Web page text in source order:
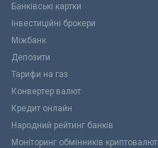
Банківські картки
Інвестиційні брокери
Міжбанк
Депозити
Тарифи на газ
Конвертер валют
Кредит онлайн
Народний рейтинг банків
Моніторинг обмінників криптовалют